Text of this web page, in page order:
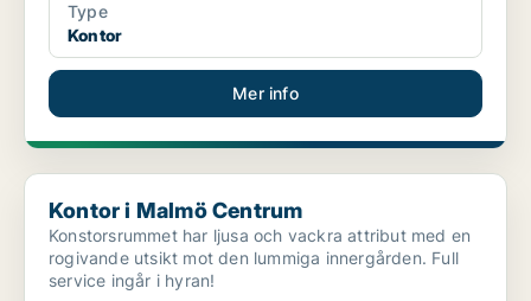
Type
Kontor
Mer info
Kontor i Malmö Centrum
Kontor i Malmö Centrum
Konstorsrummet har ljusa och vackra attribut med en
rogivande utsikt mot den lummiga innergården. Full
service ingår i hyran!